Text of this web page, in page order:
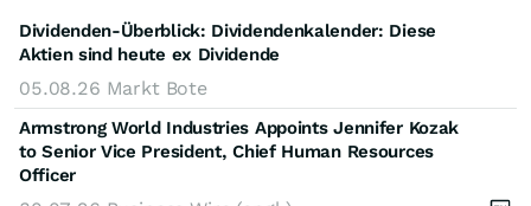
Dividenden-Überblick: Dividendenkalender: Diese
Aktien sind heute ex Dividende
05.08.26 Markt Bote
Armstrong World Industries Appoints Jennifer Kozak
to Senior Vice President, Chief Human Resources
Officer